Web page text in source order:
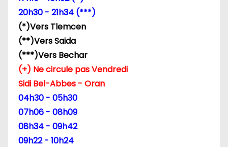
a
r
t
c
20h30 - 21h34 (***)
(*)Vers Tlemcen
(**)Vers Saida
(***)Vers Bechar
(+) Ne circule pas Vendredi
Sidi Bel-Abbes - Oran
04h30 - 05h30
07h06 - 08h09
08h34 - 09h42
09h22 - 10h24